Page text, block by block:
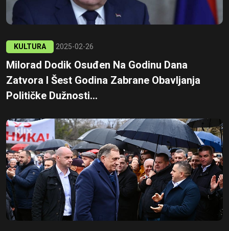
KULTURA 2025-02-26
Milorad Dodik Osuđen Na Godinu Dana
Zatvora I Šest Godina Zabrane Obavljanja
Političke Dužnosti...